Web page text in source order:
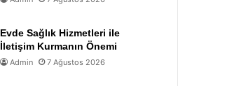
Evde Sağlık Hizmetleri ile
İletişim Kurmanın Önemi
Admin 7 Ağustos 2026